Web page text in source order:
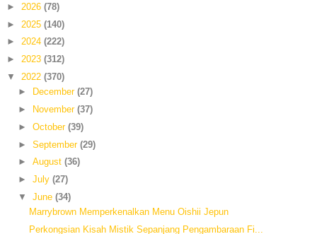
► 2026 (78)
► 2025 (140)
► 2024 (222)
► 2023 (312)
▼ 2022 (370)
►
December (27)
►
November (37)
► October (39)
► September (29)
► August (36)
► July (27)
▼ June (34)
Marrybrown Memperkenalkan Menu Oishii Jepun
Perkongsian Kisah Mistik Sepanjang Pengambaraan Fi...